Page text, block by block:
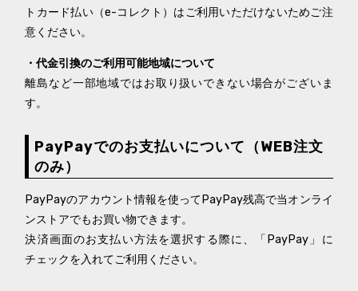
トカード払い（e-コレクト）はご利用いただけないためご注
意ください。
・代金引換のご利用可能地域について
離島など一部地域ではお取り扱いできない場合がございま
す。
PayPayでのお支払いについて（WEB注文
のみ）
PayPayのアカウント情報を使ってPayPay残高で当オンライ
ンストアでもお買い物できます。
決済画面のお支払い方法を選択する際に、「PayPay」に
チェックを入れてご利用ください。